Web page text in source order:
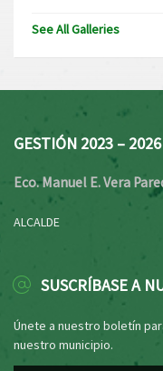
See All Galleries
GESTIÓN 2023 – 2026
Eco. Manuel E. Vera
ALCALDE
SUSCRÍBASE A
Únete a nuestro boletín
nuestro municipio.